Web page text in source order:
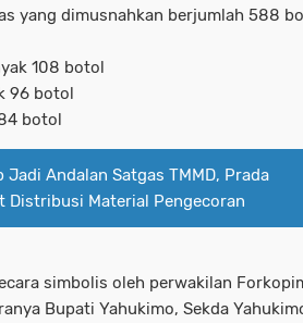
yang dimusnahkan berjumlah 588
108 botol
96 botol
botol
Jadi Andalan Satgas TMMD, Prada
Distribusi Material Pengecoran
simbolis oleh perwakilan
Bupati Yahukimo, Sekda